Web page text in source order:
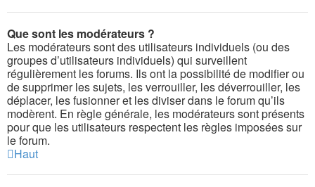
Que sont les modérateurs ?
Les modérateurs sont des utilisateurs individuels (ou des
groupes d’utilisateurs individuels) qui surveillent
régulièrement les forums. Ils ont la possibilité de modifier ou
de supprimer les sujets, les verrouiller, les déverrouiller, les
déplacer, les fusionner et les diviser dans le forum qu’ils
modèrent. En règle générale, les modérateurs sont présents
pour que les utilisateurs respectent les règles imposées sur
le forum.
Haut